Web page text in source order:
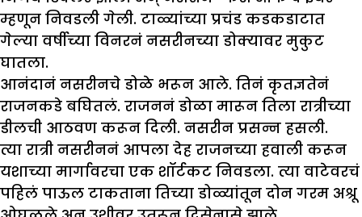
म्हणून निवडली गेली. टाळ्यांच्या प्रचंड कडकडाटात
गेल्या वर्षीच्या विनरनं नसरीनच्या डोक्यावर मुकुट
घातला.
आनंदानं नसरीनचे डोळे भरून आले. तिनं कृतज्ञतेनं
राजनकडे बघितलं. राजननं डोळा मारून तिला रात्रीच्या
डीलची आठवण करून दिली. नसरीन प्रसन्न हसली.
त्या रात्री नसरीननं आपला देह राजनच्या हवाली करून
यशाच्या मार्गावरचा एक शॉर्टकट निवडला. त्या वाटेवरचं
पहिलं पाऊल टाकताना तिच्या डोळ्यांतून दोन गरम अश्रू